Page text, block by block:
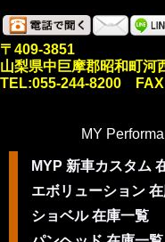
〒409-3851
山梨県中巨摩郡昭和町河
TEL:055-244-8200
MY
MYP 新車カスタム
エボリューション
ショベル 在庫一覧